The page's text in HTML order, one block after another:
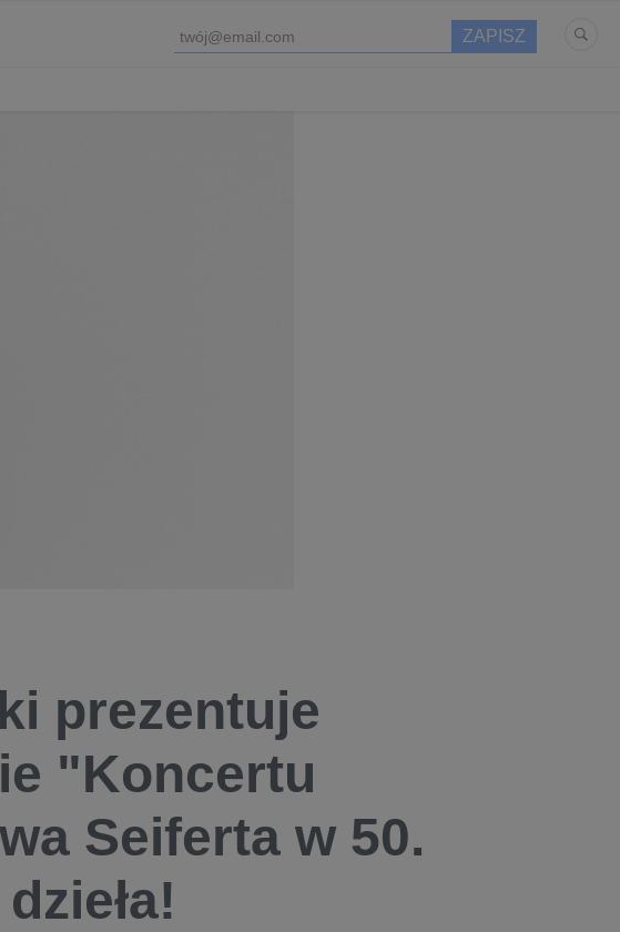
prezentuje
"Koncertu
Seiferta w 50.